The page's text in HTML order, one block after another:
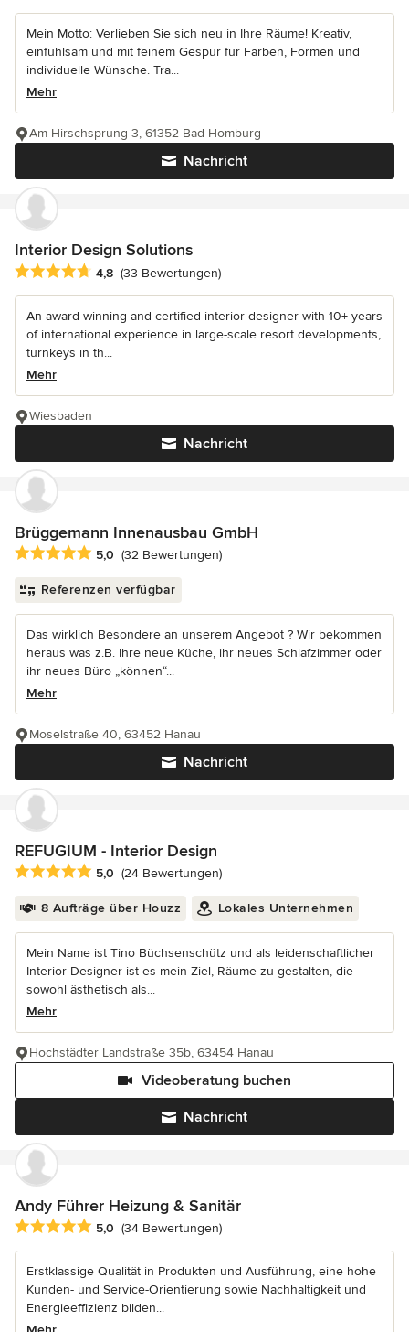
Mein Motto: Verlieben Sie sich neu in Ihre Räume! Kreativ,
einfühlsam und mit feinem Gespür für Farben, Formen und
individuelle Wünsche. Tra...
Mehr
Nachricht
Am Hirschsprung 3, 61352 Bad Homburg
Interior Design Solutions
Durchschnittliche Bewertung: 4.8 von 5 Sternen
4,8 (33 Bewertungen)
An award-winning and certified interior designer with 10+ years
of international experience in large-scale resort developments,
turnkeys in th...
Mehr
Nachricht
Wiesbaden
Brüggemann Innenausbau GmbH
Durchschnittliche Bewertung: 5 von 5 Sternen
5,0 (32 Bewertungen)
Referenzen verfügbar
Das wirklich Besondere an unserem Angebot ? Wir bekommen
heraus was z.B. Ihre neue Küche, ihr neues Schlafzimmer oder
ihr neues Büro „können“...
Mehr
Nachricht
Moselstraße 40, 63452 Hanau
REFUGIUM - Interior Design
Durchschnittliche Bewertung: 5 von 5 Sternen
5,0 (24 Bewertungen)
8 Aufträge über Houzz Lokales Unternehmen
Mein Name ist Tino Büchsenschütz und als leidenschaftlicher
Interior Designer ist es mein Ziel, Räume zu gestalten, die
sowohl ästhetisch als...
Mehr
Nachricht
Videoberatung buchen
Hochstädter Landstraße 35b, 63454 Hanau
Andy Führer Heizung & Sanitär
Durchschnittliche Bewertung: 5 von 5 Sternen
5,0 (34 Bewertungen)
Erstklassige Qualität in Produkten und Ausführung, eine hohe
Kunden- und Service-Orientierung sowie Nachhaltigkeit und
Energieeffizienz bilden...